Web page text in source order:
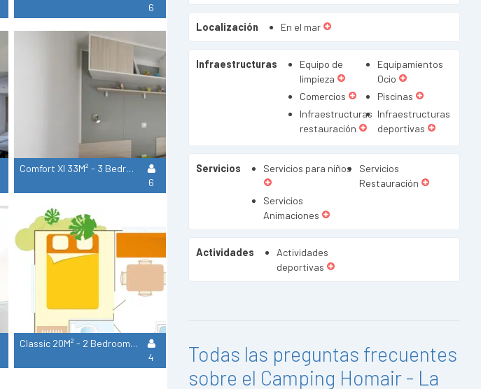
6
Comfort Xl 33M² - 3 Bedrooms - Air Conditionning
6
Classic 20M² - 2 Bedrooms - Air Conditionning
4
Localización En el mar
Infraestructuras
Equipo de
limpieza
Equipamientos
Ocio
Comercios
Piscinas
Infraestructuras
restauración
Infraestructuras
deportivas
Servicios Servicios para niños
Servicios
Restauración
Servicios
Animaciones
Actividades
Actividades
deportivas
Todas las preguntas frecuentes
sobre el Camping Homair - La